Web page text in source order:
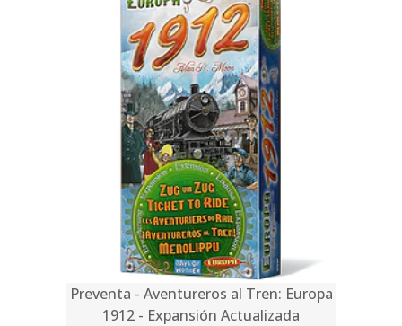
Preventa - Aventureros al Tren: Europa
1912 - Expansión Actualizada